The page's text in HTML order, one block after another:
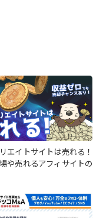
エイトサイトは売れる！
や売れるアフィサイトの